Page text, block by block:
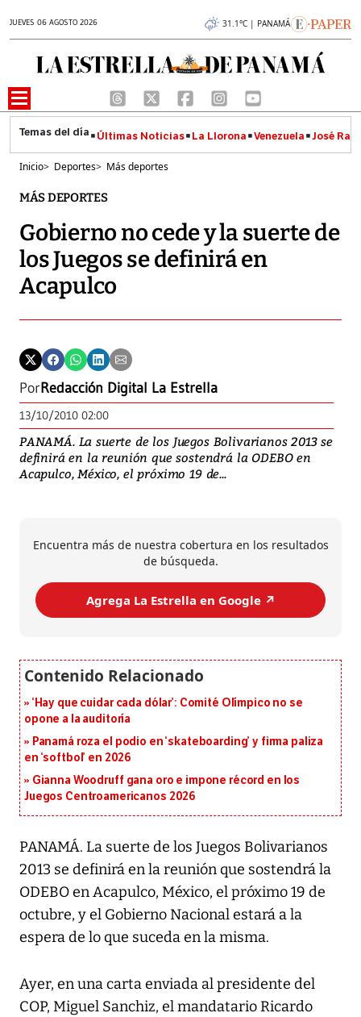
JUEVES 06 AGOSTO 2026 31.1°C | PANAMÁ
Últimas Noticias La Llorona Venezuela José
Inicio> Deportes> Más deportes
MÁS DEPORTES
Gobierno no cede y la suerte de
los Juegos se definirá en
Acapulco
PorRedacción Digital La Estrella
13/10/2010 02:00
PANAMÁ. La suerte de los Juegos Bolivarianos 2013 se
definirá en la reunión que sostendrá la ODEBO en
Acapulco, México, el próximo 19 de...
Encuentra más de nuestra cobertura en los resultados
de búsqueda.
Agrega La Estrella en Google ↗️
‘Hay que cuidar cada dólar’: Comité Olímpico no se
opone a la auditoría
Panamá roza el podio en ‘skateboarding’ y firma paliza
en ‘softbol’ en 2026
Gianna Woodruff gana oro e impone récord en los
Juegos Centroamericanos 2026
PANAMÁ. La suerte de los Juegos Bolivarianos
2013 se definirá en la reunión que sostendrá la
ODEBO en Acapulco, México, el próximo 19 de
octubre, y el Gobierno Nacional estará a la
espera de lo que suceda en la misma.
Ayer, en una carta enviada al presidente del
COP, Miguel Sanchiz, el mandatario Ricardo